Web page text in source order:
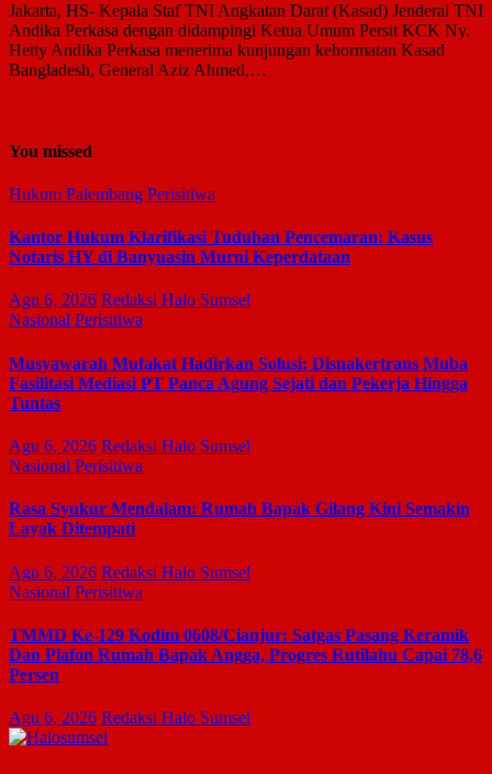
Jakarta, HS- Kepala Staf TNI Angkatan Darat (Kasad) Jenderal TNI
Andika Perkasa dengan didampingi Ketua Umum Persit KCK Ny.
Hetty Andika Perkasa menerima kunjungan kehormatan Kasad
Bangladesh, General Aziz Ahmed,…
You missed
Hukum Palembang Perisitiwa
Kantor Hukum Klarifikasi Tuduhan Pencemaran: Kasus
Notaris HY di Banyuasin Murni Keperdataan
Agu 6, 2026 Redaksi Halo Sumsel
Nasional Perisitiwa
Musyawarah Mufakat Hadirkan Solusi: Disnakertrans Muba
Fasilitasi Mediasi PT Panca Agung Sejati dan Pekerja Hingga
Tuntas
Agu 6, 2026 Redaksi Halo Sumsel
Nasional Perisitiwa
Rasa Syukur Mendalam: Rumah Bapak Gilang Kini Semakin
Layak Ditempati
Agu 6, 2026 Redaksi Halo Sumsel
Nasional Perisitiwa
TMMD Ke-129 Kodim 0608/Cianjur: Satgas Pasang Keramik
Dan Plafon Rumah Bapak Angga, Progres Rutilahu Capai 78,6
Persen
Agu 6, 2026 Redaksi Halo Sumsel